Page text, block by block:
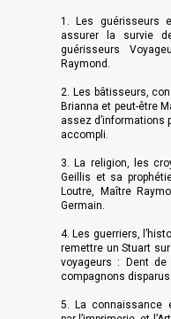
1. Les guérisseurs
assurer la survie
guérisseurs
Raymond.
2. Les bâtisseurs,
Brianna et peut-être
assez d’informations
accompli.
3. La religion, les
Geillis et sa
Loutre, Maître
Germain.
4. Les guerriers,
remettre un Stuart
voyageurs : Dent de
compagnons disparus.
5. La connaissance